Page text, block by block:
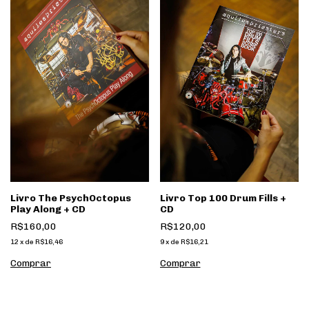
Livro The PsychOctopus
Play Along + CD
R$160,00
12 x de R$16,46
Livro Top 100 Drum Fills +
CD
R$120,00
9 x de R$16,21